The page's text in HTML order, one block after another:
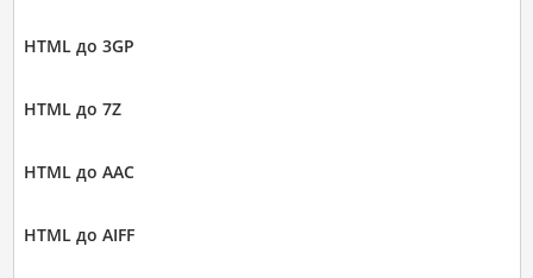
HTML до 3GP
HTML до 7Z
HTML до AAC
HTML до AIFF